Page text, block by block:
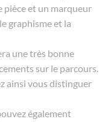
pièce et un marqueur
graphisme et la
une très bonne
sur le parcours.
ainsi vous distinguer
également